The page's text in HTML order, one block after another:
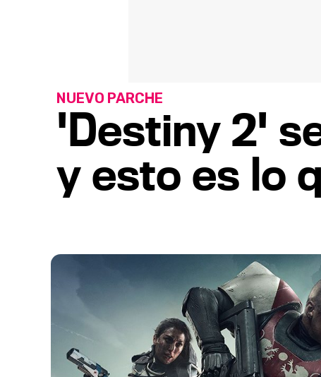
'Destiny 2'
y esto es lo
NUEVO PARCHE